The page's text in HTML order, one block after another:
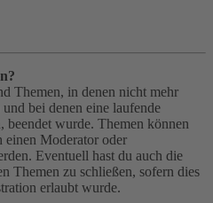
Themen, in denen nicht mehr
bei denen eine laufende
beendet wurde. Themen können
einen Moderator oder
Eventuell hast du auch die
Themen zu schließen, sofern dies
erlaubt wurde.